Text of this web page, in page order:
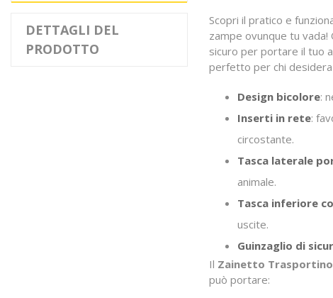
DETTAGLI DEL
PRODOTTO
Scopri il pratico e
zampe ovunque tu
sicuro per portare il tuo
perfetto per chi desidera
Design bicolore:
Inserti in rete:
circostante.
Tasca laterale
animale.
Tasca inferiore
uscite.
Guinzaglio di
Il Zainetto
può portare: